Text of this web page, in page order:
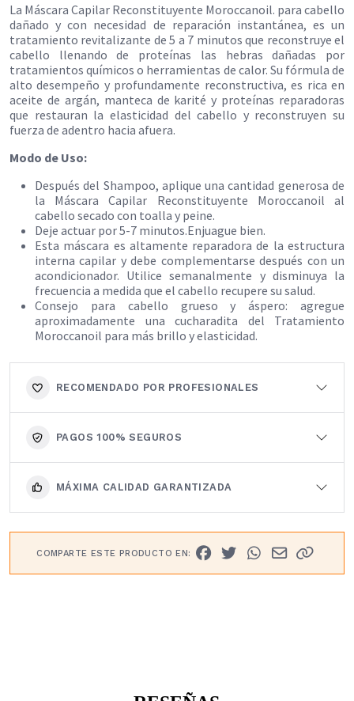
La Máscara Capilar Reconstituyente Moroccanoil. para cabello
dañado y con necesidad de reparación instantánea, es un
tratamiento revitalizante de 5 a 7 minutos que reconstruye el
cabello llenando de proteínas las hebras dañadas por
tratamientos químicos o herramientas de calor. Su fórmula de
alto desempeño y profundamente reconstructiva, es rica en
aceite de argán, manteca de karité y proteínas reparadoras
que restauran la elasticidad del cabello y reconstruyen su
fuerza de adentro hacia afuera.
Modo de Uso:
Después del Shampoo, aplique una cantidad generosa de
la Máscara Capilar Reconstituyente Moroccanoil al
cabello secado con toalla y peine.
Deje actuar por 5-7 minutos.​Enjuague bien.
Esta máscara es altamente reparadora de la estructura
interna capilar y debe complementarse después con un
acondicionador. Utilice semanalmente y disminuya la
frecuencia a medida que el cabello recupere su salud.
Consejo para cabello grueso y áspero: agregue
aproximadamente una cucharadita del Tratamiento
Moroccanoil para más brillo y elasticidad.​
RECOMENDADO POR PROFESIONALES
PAGOS 100% SEGUROS
MÁXIMA CALIDAD GARANTIZADA
COMPARTE ESTE PRODUCTO EN: